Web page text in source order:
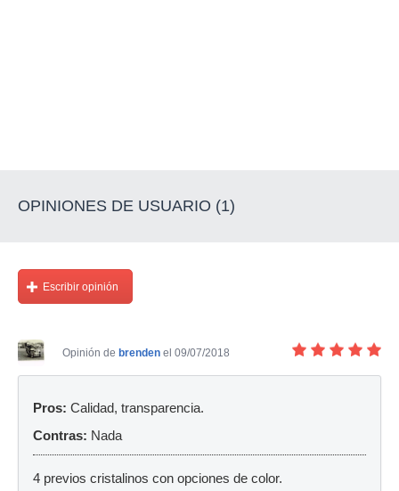
OPINIONES DE USUARIO (1)
Escribir opinión
Opinión de brenden el 09/07/2018
Pros: Calidad, transparencia.
Contras: Nada
4 previos cristalinos con opciones de color.